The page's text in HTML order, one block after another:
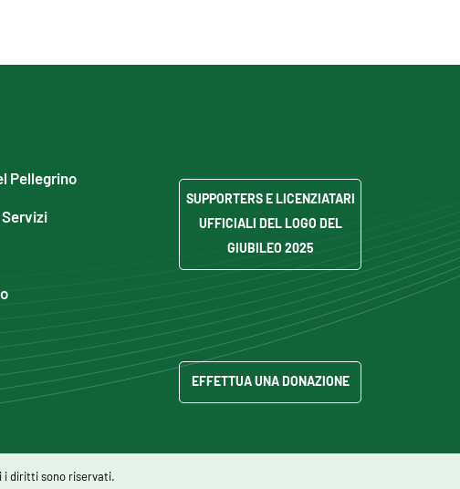
Pellegrino
SUPPORTERS E LICENZIATARI
UFFICIALI DEL LOGO DEL
GIUBILEO 2025
EFFETTUA UNA DONAZIONE
i diritti sono riservati.